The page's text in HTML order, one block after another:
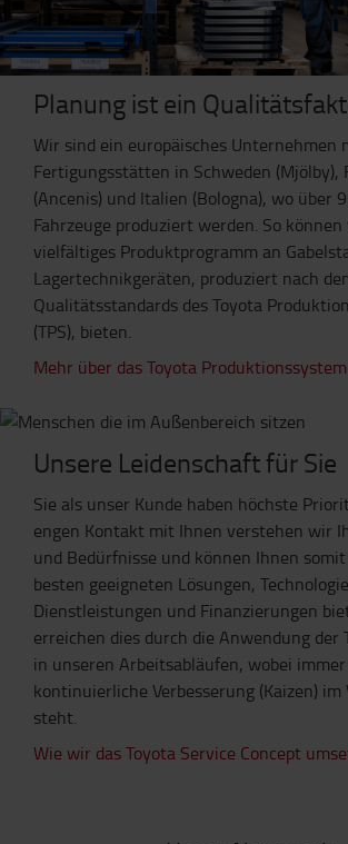
Planung ist ein
Wir sind ein europäisches Unternehmen
Fertigungsstätten in Schweden (Mjölby),
(Ancenis) und Italien (Bologna), wo über
Fahrzeuge produziert werden. So
vielfältiges Produktprogramm an
Lagertechnikgeräten, produziert nach
Qualitätsstandards des Toyota
(TPS), bieten.
Mehr über das Toyota
Unsere Leidenschaft für Sie
Sie als unser Kunde haben höchste
engen Kontakt mit Ihnen verstehen wir
und Bedürfnisse und können Ihnen
besten geeigneten Lösungen,
Dienstleistungen und Finanzierungen
erreichen dies durch die Anwendung der
in unseren Arbeitsabläufen, wobei
kontinuierliche Verbesserung (Kaizen) im
steht.
Wie wir das Toyota Service Concept